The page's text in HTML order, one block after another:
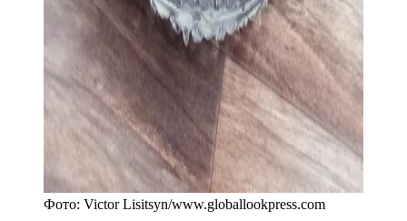
Фото: Victor Lisitsyn/www.globallookpress.com